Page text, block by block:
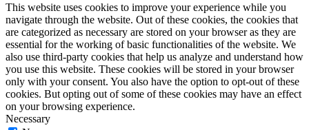
This website uses cookies to improve your experience while you
navigate through the website. Out of these cookies, the cookies that
are categorized as necessary are stored on your browser as they are
essential for the working of basic functionalities of the website. We
also use third-party cookies that help us analyze and understand how
you use this website. These cookies will be stored in your browser
only with your consent. You also have the option to opt-out of these
cookies. But opting out of some of these cookies may have an effect
on your browsing experience.
Necessary